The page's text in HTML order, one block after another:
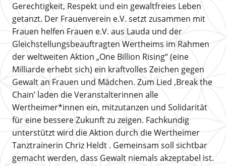
Gerechtigkeit, Respekt und ein gewaltfreies Leben
getanzt. Der Frauenverein e.V. setzt zusammen mit
Frauen helfen Frauen e.V. aus Lauda und der
Gleichstellungsbeauftragten Wertheims im Rahmen
der weltweiten Aktion „One Billion Rising“ (eine
Milliarde erhebt sich) ein kraftvolles Zeichen gegen
Gewalt an Frauen und Mädchen. Zum Lied ‚Break the
Chain’ laden die Veranstalterinnen alle
Wertheimer*innen ein, mitzutanzen und Solidarität
für eine bessere Zukunft zu zeigen. Fachkundig
unterstützt wird die Aktion durch die Wertheimer
Tanztrainerin Chriz Heldt . Gemeinsam soll sichtbar
gemacht werden, dass Gewalt niemals akzeptabel ist.